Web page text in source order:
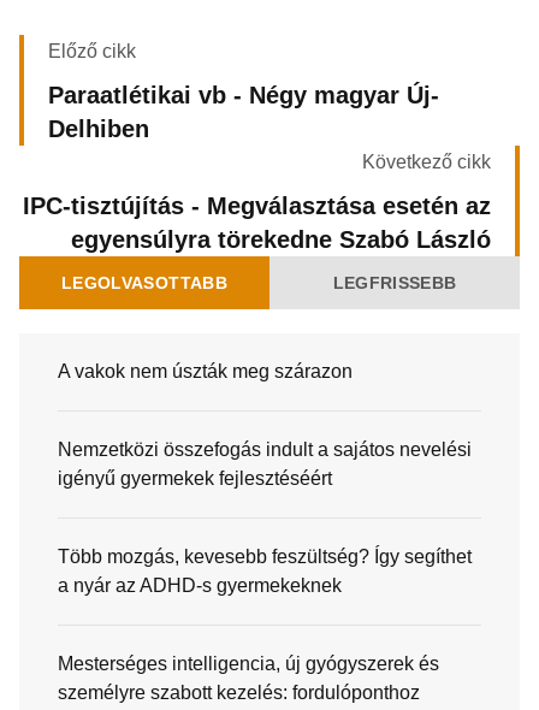
Előző cikk
Paraatlétikai vb - Négy magyar Új-
Delhiben
Következő cikk
IPC-tisztújítás - Megválasztása esetén az
egyensúlyra törekedne Szabó László
LEGOLVASOTTABB LEGFRISSEBB
A vakok nem úszták meg szárazon
Nemzetközi összefogás indult a sajátos nevelési
igényű gyermekek fejlesztéséért
Több mozgás, kevesebb feszültség? Így segíthet
a nyár az ADHD-s gyermekeknek
Mesterséges intelligencia, új gyógyszerek és
személyre szabott kezelés: fordulóponthoz